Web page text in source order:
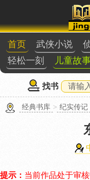
首页 武侠小说
轻松一刻
儿童故
找书
经典书库 > 纪实传记
提示： 当前作品处于审